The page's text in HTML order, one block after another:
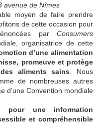
avenue de Nîmes
moyen de faire prendre
de cette occasion pour
par Consumers
organisatrice de cette
d’une alimentation
promeuve et protège
aliments sains . Nous
de nombreuses autres
d’une Convention mondiale
pour une information
et compréhensible